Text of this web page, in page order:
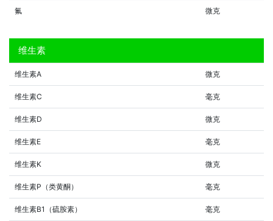
氟 微克
维生素
维生素A 微克
维生素C 毫克
维生素D 微克
维生素E 毫克
维生素K 微克
维生素P（类黄酮） 毫克
维生素B1（硫胺素） 毫克